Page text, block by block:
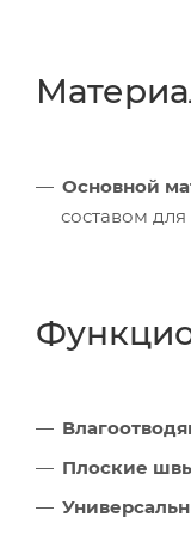
Основной
составом
Плоские